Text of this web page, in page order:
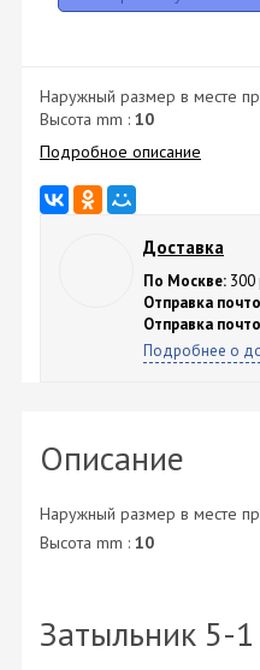
Наружный размер в месте
Высота mm : 10
Подробное описание
Доставка
По Москве: 300
Отправка
Отправка
Подробнее о
Описание
Наружный размер в месте
Высота mm : 10
Затыльник 5-